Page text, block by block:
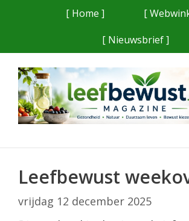
[ Home ]
[
[ Nieuwsbrief ]
Leefbewust
vrijdag 12 december 2025